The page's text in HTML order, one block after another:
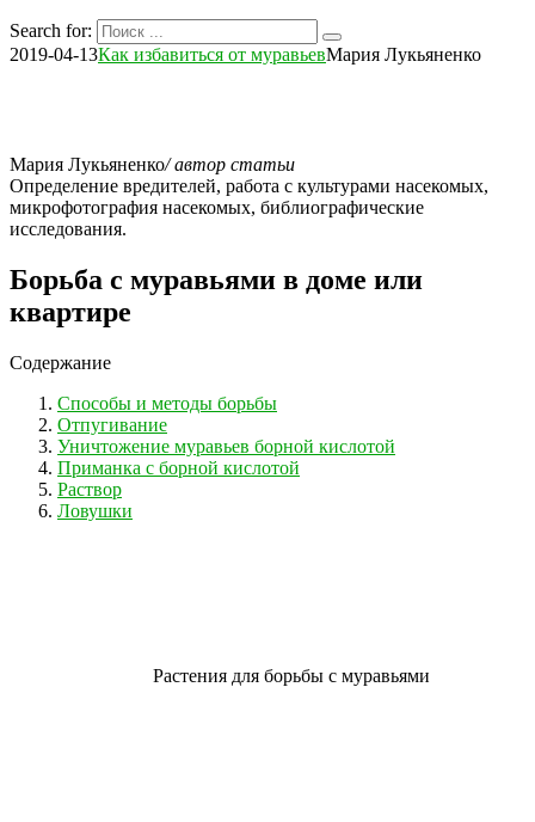
Search for:
2019-04-13Как избавиться от муравьевМария Лукьяненко
Мария Лукьяненко/ автор статьи
Определение вредителей, работа с культурами насекомых,
микрофотография насекомых, библиографические
исследования.
Борьба с муравьями в доме или
квартире
Содержание
Способы и методы борьбы
Отпугивание
Уничтожение муравьев борной кислотой
Приманка с борной кислотой
Раствор
Ловушки
Растения для борьбы с муравьями